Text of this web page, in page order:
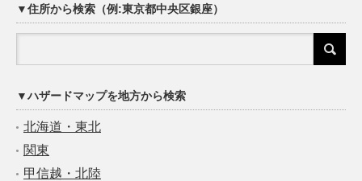
▼住所から検索（例:東京都中央区銀座）
▼ハザードマップを地方から検索
北海道・東北
関東
甲信越・北陸